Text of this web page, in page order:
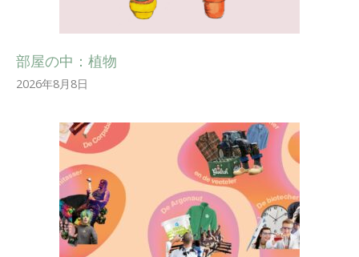
部屋の中：植物
2026年8月8日